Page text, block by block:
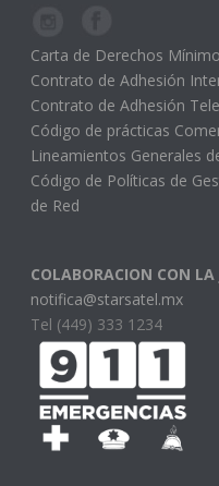
Carta de Derechos
Contrato de Adhesión
Contrato de Adhesión
Código de prácticas
Lineamientos Generales
Código de Políticas de
de Red
COLABORACION CON LA
notifica@starsatel.mx
Tel (449) 333 1234